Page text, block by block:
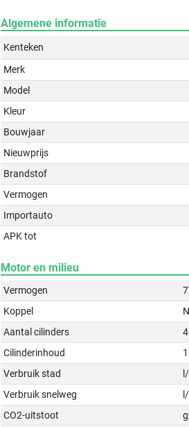
Algemene informatie
Kenteken
Merk
Model
Kleur
Bouwjaar
Nieuwprijs
Brandstof
Vermogen
Importauto
APK tot
Motor en milieu
Vermogen
Koppel
Aantal cilinders
4
Cilinderinhoud
Verbruik stad
Verbruik snelweg
CO2-uitstoot